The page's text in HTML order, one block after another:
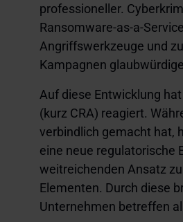
professioneller.
Ransomware-as-a-
Angriffswerkzeuge und
Kampagnen
Auf diese Entwicklung
(kurz CRA) reagiert.
verbindlich gemacht hat,
eine neue regulatorische
weitreichenden Ansatz
Elementen. Durch diese
Unternehmen betreffen